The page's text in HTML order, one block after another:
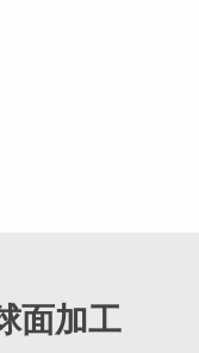
面加工